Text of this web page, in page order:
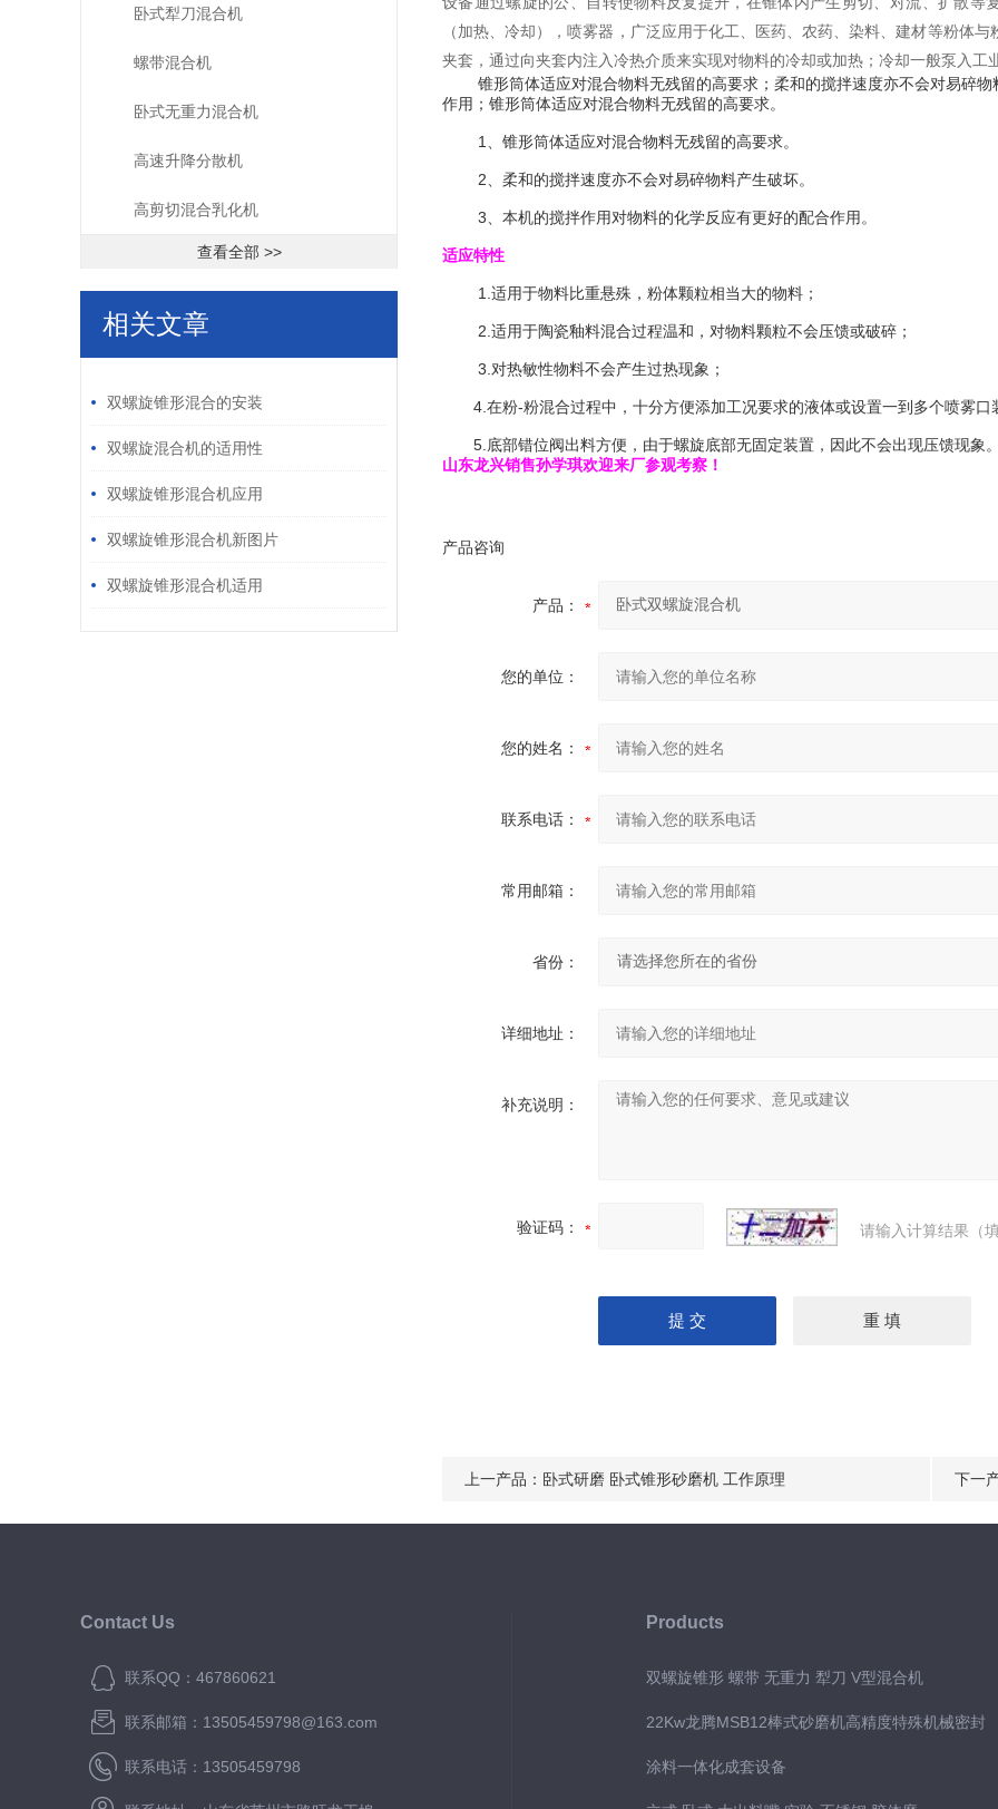
卧式犁刀混合机
螺带混合机
卧式无重力混合机
高速升降分散机
高剪切混合乳化机
查看全部 >>
相关文章
双螺旋锥形混合的安装
双螺旋混合机的适用性
双螺旋锥形混合机应用
双螺旋锥形混合机新图片
双螺旋锥形混合机适用
（加热、冷却），喷雾器，广泛应用于化工、医药、农药、染料、建材等粉体
夹套，通过向夹套内注入冷热介质来实现对物料的冷却或加热；冷却一般泵入工
锥形筒体适应对混合物料无残留的高要求；柔和的搅拌速度亦不会对易碎物
作用；锥形筒体适应对混合物料无残留的高要求。
1、锥形筒体适应对混合物料无残留的高要求。
2、柔和的搅拌速度亦不会对易碎物料产生破坏。
3、本机的搅拌作用对物料的化学反应有更好的配合作用。
适应特性
1.适用于物料比重悬殊，粉体颗粒相当大的物料；
2.适用于陶瓷釉料混合过程温和，对物料颗粒不会压馈或破碎；
3.对热敏性物料不会产生过热现象；
4.在粉-粉混合过程中，十分方便添加工况要求的液体或设置一到多个喷雾口
5.底部错位阀出料方便，由于螺旋底部无固定装置，因此不会出现压馈现象。
山东龙兴销售孙学琪欢迎来厂参观考察！
产品咨询
产品：
您的单位：
您的姓名：
联系电话：
常用邮箱：
省份：
详细地址：
补充说明：
验证码： 请输入计算结果（
上一产品： 卧式研磨 卧式锥形砂磨机 工作原理 下一
Contact Us
联系QQ：467860621
联系邮箱：13505459798@163.com
联系电话：13505459798
Products
双螺旋锥形 螺带 无重力 犁刀 V型混合机
22Kw龙腾MSB12棒式砂磨机高精度特殊机械密封
涂料一体化成套设备